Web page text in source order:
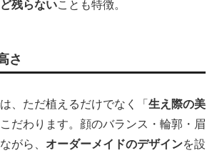
残らないことも特徴。
さ
、ただ植えるだけでなく「 生え際の美
だわります。顔のバランス・輪郭・眉
がら、 オーダーメイドのデザインを設